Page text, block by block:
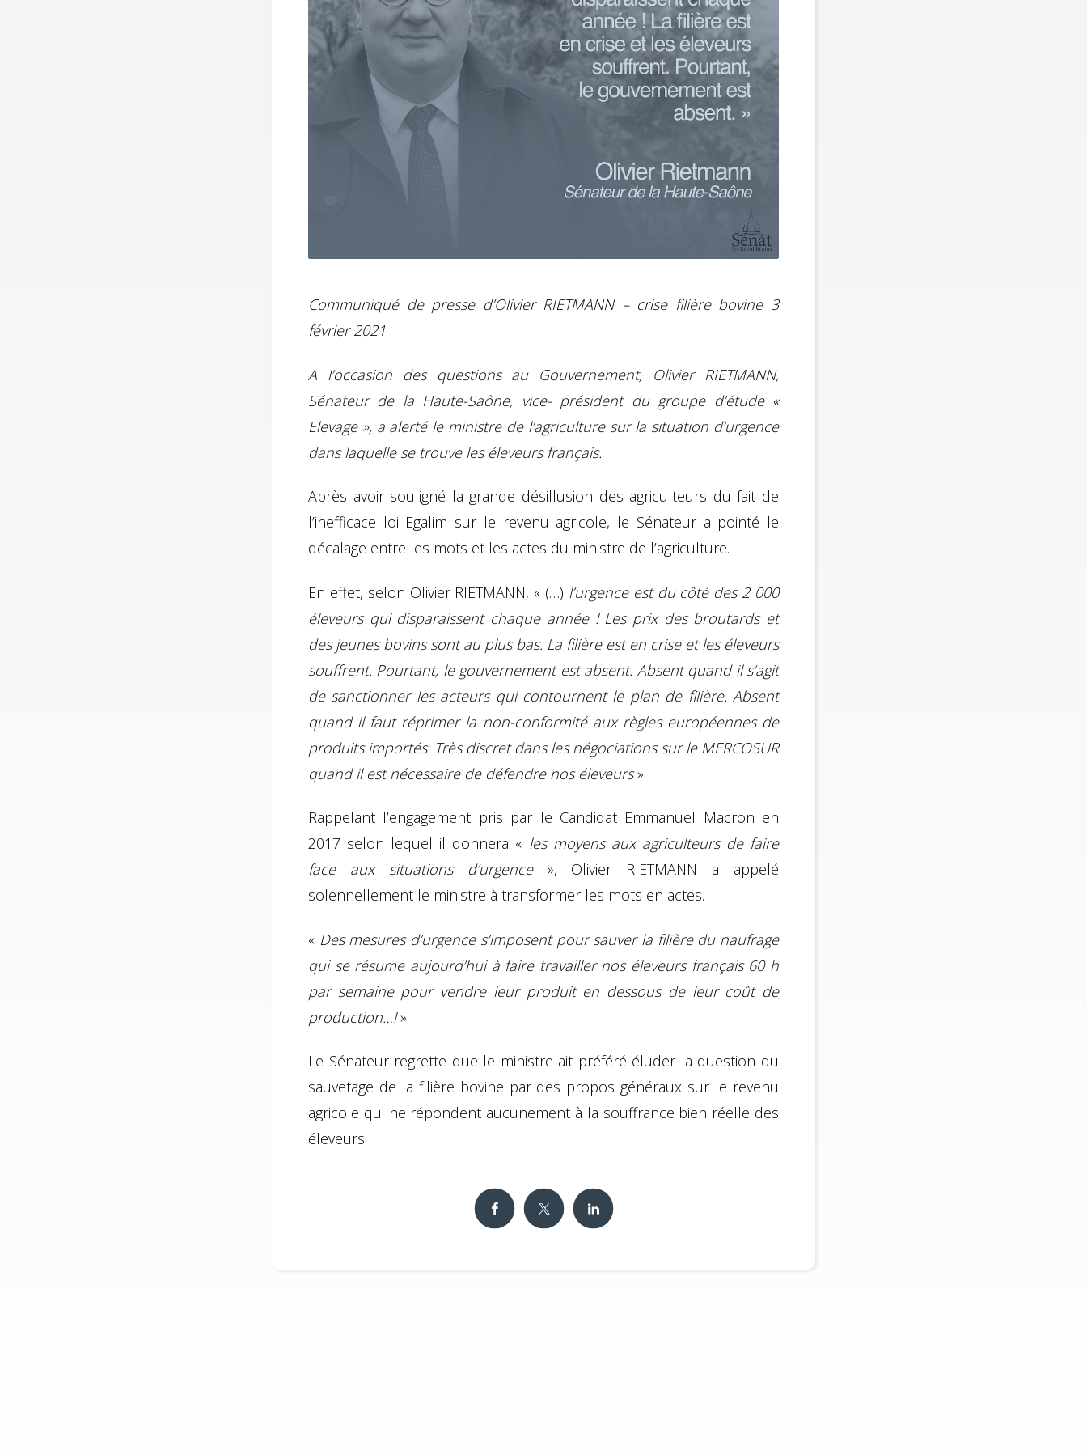
Communiqué de presse d’Olivier RIETMANN – crise filière bovine 3
février 2021
A l’occasion des questions au Gouvernement, Olivier RIETMANN,
Sénateur de la Haute-Saône, vice- président du groupe d’étude «
Elevage », a alerté le ministre de l’agriculture sur la situation d’urgence
dans laquelle se trouve les éleveurs français.
Après avoir souligné la grande désillusion des agriculteurs du fait de
l’inefficace loi Egalim sur le revenu agricole, le Sénateur a pointé le
décalage entre les mots et les actes du ministre de l’agriculture.
En effet, selon Olivier RIETMANN, « (…) l’urgence est du côté des 2 000
éleveurs qui disparaissent chaque année ! Les prix des broutards et
des jeunes bovins sont au plus bas. La filière est en crise et les éleveurs
souffrent. Pourtant, le gouvernement est absent. Absent quand il s’agit
de sanctionner les acteurs qui contournent le plan de filière. Absent
quand il faut réprimer la non-conformité aux règles européennes de
produits importés. Très discret dans les négociations sur le MERCOSUR
quand il est nécessaire de défendre nos éleveurs» .
Rappelant l’engagement pris par le Candidat Emmanuel Macron en
2017 selon lequel il donnera « les moyens aux agriculteurs de faire
face aux situations d’urgence », Olivier RIETMANN a appelé
solennellement le ministre à transformer les mots en actes.
« Des mesures d’urgence s’imposent pour sauver la filière du naufrage
qui se résume aujourd’hui à faire travailler nos éleveurs français 60 h
par semaine pour vendre leur produit en dessous de leur coût de
production…!».
Le Sénateur regrette que le ministre ait préféré éluder la question du
sauvetage de la filière bovine par des propos généraux sur le revenu
agricole qui ne répondent aucunement à la souffrance bien réelle des
éleveurs.